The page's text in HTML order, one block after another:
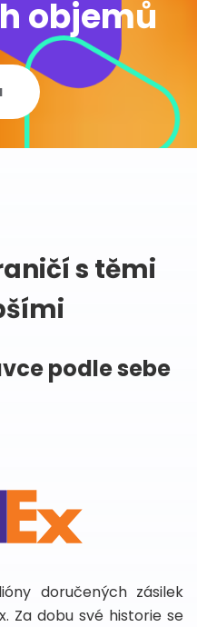
objemů
s těmi
podle sebe
doručených zásilek
Za dobu své historie se